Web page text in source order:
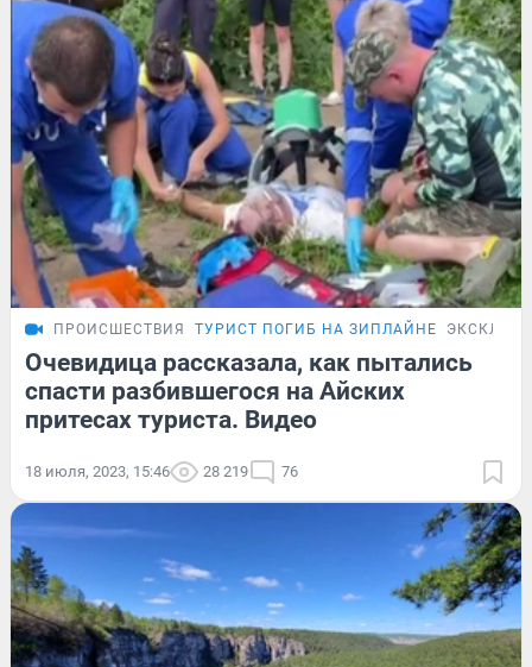
ПРОИСШЕСТВИЯ ТУРИСТ ПОГИБ НА ЗИПЛАЙНЕ
Очевидица рассказала, как пытались
спасти разбившегося на Айских
притесах туриста. Видео
18 июля, 2023, 15:46 28 219 76